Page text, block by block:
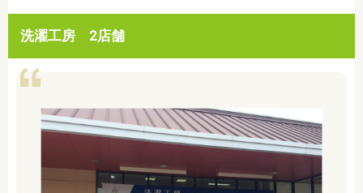
洗濯工房 2店舗